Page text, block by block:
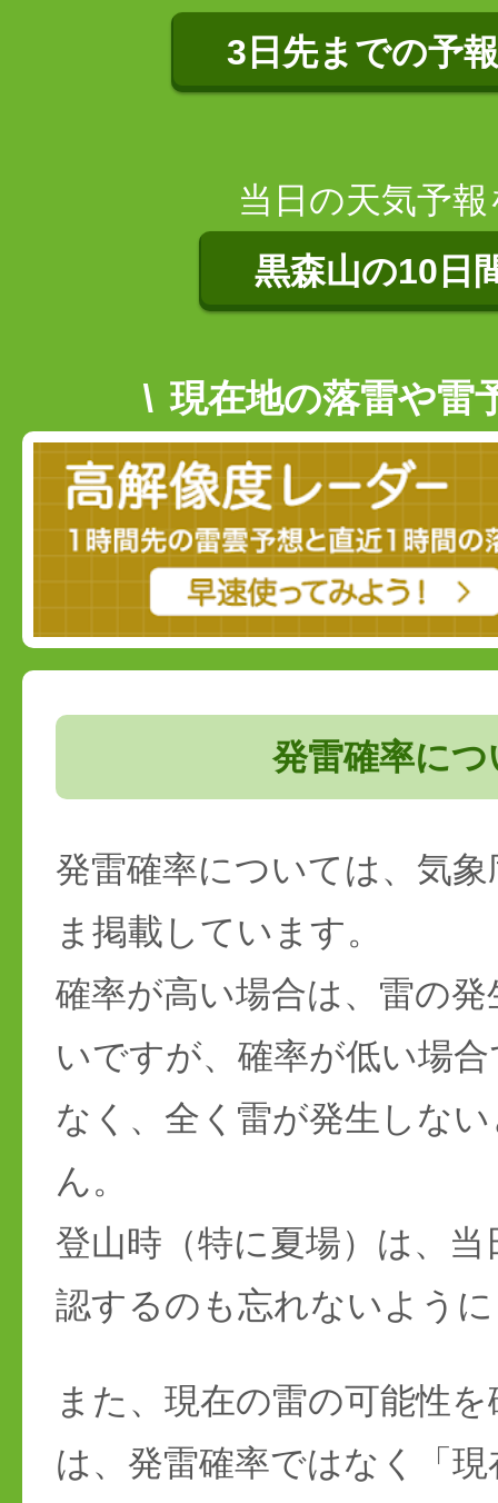
3日先までの予
当日の天気予
黒森山の10日
現在地の落雷や雷
発雷確率につ
発雷確率については、気
ま掲載しています。
確率が高い場合は、雷の
いですが、確率が低い場
なく、全く雷が発生しな
ん。
登山時（特に夏場）は、
認するのも忘れないよう
また、現在の雷の可能性
は、発雷確率ではなく「